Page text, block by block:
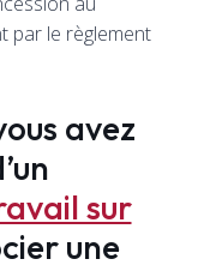
par le règlement
avez
sur
une